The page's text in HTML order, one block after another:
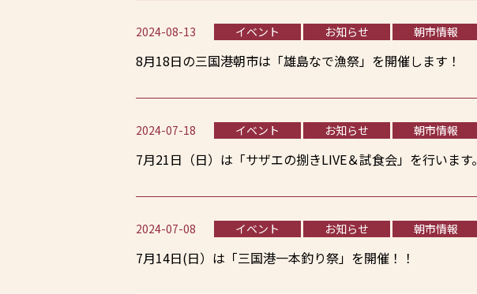
2024-08-13 イベント お知らせ 朝市情報
8月18日の三国港朝市は「雄島なで漁祭」を開催します！
2024-07-18 イベント お知らせ 朝市情報
7月21日（日）は「サザエの捌きLIVE＆試食会」を行います。
2024-07-08 イベント お知らせ 朝市情報
7月14日(日）は「三国港一本釣り祭」を開催！！